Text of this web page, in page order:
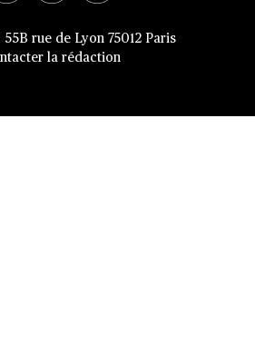
55B rue de Lyon 75012 Paris
la rédaction